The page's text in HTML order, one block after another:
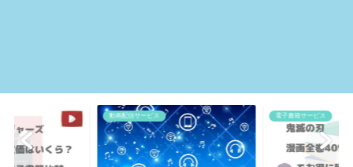
動画配信サービス 電子書籍サービス